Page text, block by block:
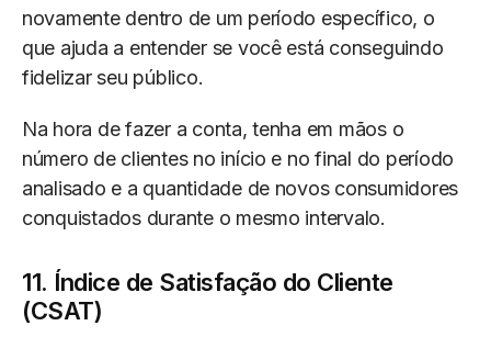
novamente dentro de um período específico, o
que ajuda a entender se você está conseguindo
fidelizar seu público.
Na hora de fazer a conta, tenha em mãos o
número de clientes no início e no final do período
analisado e a quantidade de novos consumidores
conquistados durante o mesmo intervalo.
11. Índice de Satisfação do Cliente
(CSAT)